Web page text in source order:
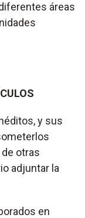
áreas
y sus
otras
adjuntar la
en